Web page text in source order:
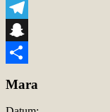
Viber
Telegram
Snapchat
Mara